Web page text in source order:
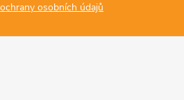
osobních údajů